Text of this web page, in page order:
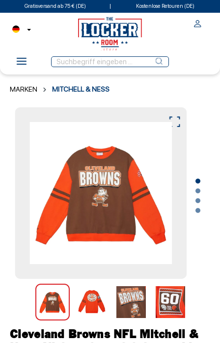
Gratisversand ab 75 € (DE) Kostenlose Retouren (DE)
MARKEN MITCHELL & NESS
Cleveland Browns NFL Mitchell &